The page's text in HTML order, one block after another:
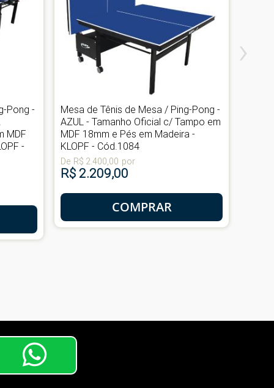
Pong -
MDF
-
Mesa de Tênis de Mesa / Ping-Pong -
AZUL - Tamanho Oficial c/ Tampo em
MDF 18mm e Pés em Madeira -
KLOPF - Cód.1084
De R$ 2.400,00 por
R$ 2.209,00
COMPRAR
›